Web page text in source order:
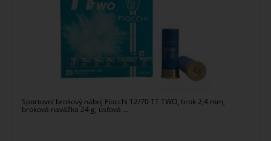
Sportovní brokový náboj Fiocchi 12/70 TT TWO, brok 2,4 mm,
broková navážka 24 g, úsťová ...